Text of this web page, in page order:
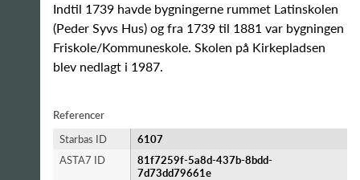
Indtil 1739 havde bygningerne rummet Latinskolen
(Peder Syvs Hus) og fra 1739 til 1881 var bygningen
Friskole/Kommuneskole. Skolen på Kirkepladsen
blev nedlagt i 1987.
Referencer
Starbas ID
6107
ASTA7 ID
81f7259f-5a8d-437b-8bdd-
7d73dd79661e